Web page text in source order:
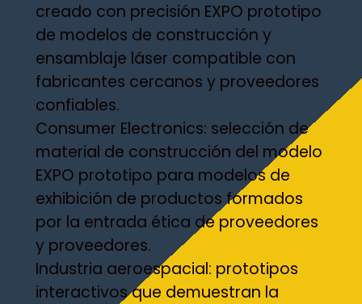
creado con precisión EXPO prototipo
de modelos de construcción y
ensamblaje láser compatible con
fabricantes cercanos y proveedores
confiables.
Consumer Electronics: selección de
material de construcción del modelo
EXPO prototipo para modelos de
exhibición de productos formados
por la entrada ética de proveedores
y proveedores.
Industria aeroespacial: prototipos
interactivos que demuestran la